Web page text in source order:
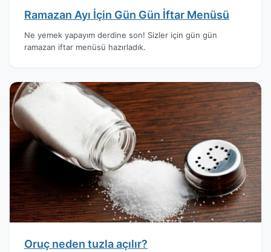
Ramazan Ayı İçin Gün Gün İftar Menüsü
Ne yemek yapayım derdine son! Sizler için gün gün
ramazan iftar menüsü hazırladık.
Oruç neden tuzla açılır?